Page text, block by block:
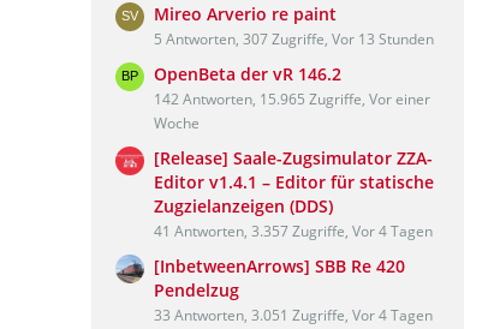
Mireo Arverio re paint
5 Antworten, 307 Zugriffe, Vor 13 Stunden
OpenBeta der vR 146.2
142 Antworten, 15.965 Zugriffe, Vor einer
Woche
[Release] Saale-Zugsimulator ZZA-
Editor v1.4.1 – Editor für statische
Zugzielanzeigen (DDS)
41 Antworten, 3.357 Zugriffe, Vor 4 Tagen
[InbetweenArrows] SBB Re 420
Pendelzug
33 Antworten, 3.051 Zugriffe, Vor 4 Tagen